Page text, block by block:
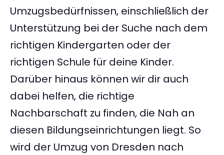
Umzugsbedürfnissen, einschließlich der
Unterstützung bei der Suche nach dem
richtigen Kindergarten oder der
richtigen Schule für deine Kinder.
Darüber hinaus können wir dir auch
dabei helfen, die richtige
Nachbarschaft zu finden, die Nah an
diesen Bildungseinrichtungen liegt. So
wird der Umzug von Dresden nach